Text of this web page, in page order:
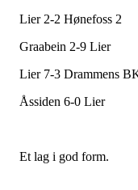
Lier 2-2 Hønefoss 2
Graabein 2-9 Lier
Lier 7-3 Drammens
Åssiden 6-0 Lier
Et lag i god form.